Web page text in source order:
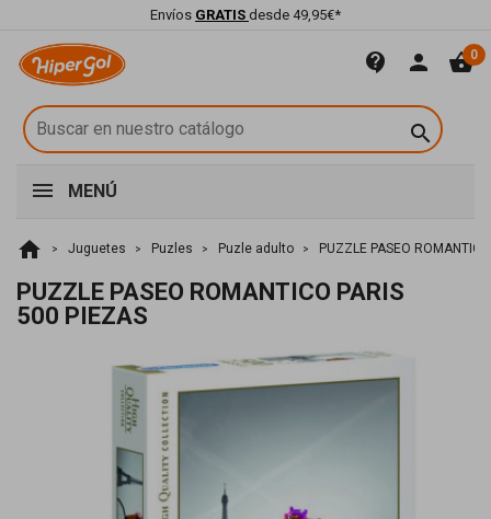
Envíos GRATIS desde 49,95€*
contact_support person shopping_basket0

MENÚ
home Juguetes Puzles Puzle adulto PUZZLE PASEO
PUZZLE PASEO ROMANTICO PARIS
500 PIEZAS